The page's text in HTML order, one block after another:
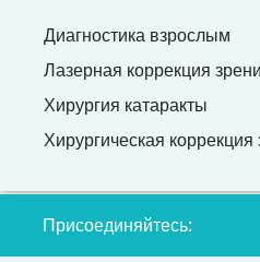
Диагностика взрослым
Лазерная коррекция
Хирургия катаракты
Хирургическая коррекция
Присоединяйтесь: